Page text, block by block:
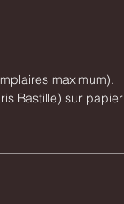
maximum).
Bastille) sur papier